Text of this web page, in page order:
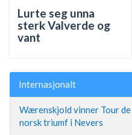
Lurte seg unna
sterk Valverde og
vant
Internasjonalt
Wærenskjold vinner Tour
norsk triumf i Nevers